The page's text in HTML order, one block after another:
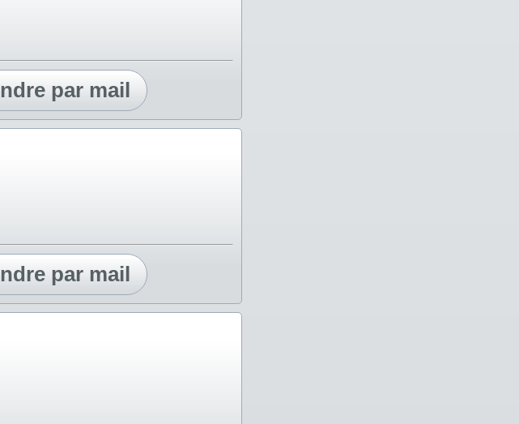
par mail
par mail